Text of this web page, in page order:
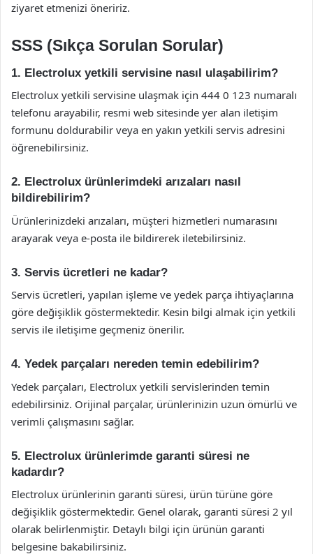
ziyaret etmenizi öneririz.
SSS (Sıkça Sorulan Sorular)
1. Electrolux yetkili servisine nasıl ulaşabilirim?
Electrolux yetkili servisine ulaşmak için 444 0 123 numaralı
telefonu arayabilir, resmi web sitesinde yer alan iletişim
formunu doldurabilir veya en yakın yetkili servis adresini
öğrenebilirsiniz.
2. Electrolux ürünlerimdeki arızaları nasıl
bildirebilirim?
Ürünlerinizdeki arızaları, müşteri hizmetleri numarasını
arayarak veya e-posta ile bildirerek iletebilirsiniz.
3. Servis ücretleri ne kadar?
Servis ücretleri, yapılan işleme ve yedek parça ihtiyaçlarına
göre değişiklik göstermektedir. Kesin bilgi almak için yetkili
servis ile iletişime geçmeniz önerilir.
4. Yedek parçaları nereden temin edebilirim?
Yedek parçaları, Electrolux yetkili servislerinden temin
edebilirsiniz. Orijinal parçalar, ürünlerinizin uzun ömürlü ve
verimli çalışmasını sağlar.
5. Electrolux ürünlerimde garanti süresi ne
kadardır?
Electrolux ürünlerinin garanti süresi, ürün türüne göre
değişiklik göstermektedir. Genel olarak, garanti süresi 2 yıl
olarak belirlenmiştir. Detaylı bilgi için ürünün garanti
belgesine bakabilirsiniz.